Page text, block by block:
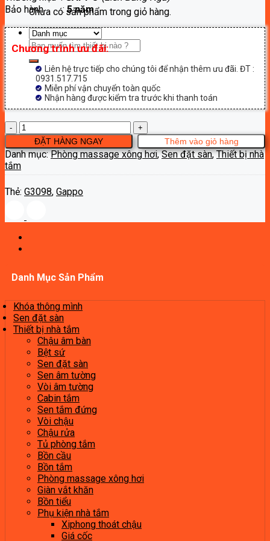
Chưa có sản phẩm trong giỏ hàng.
Tìm
kiếm:
9,900,000₫.
Bảo hành :5 năm
Chương trình ưu đãi:
Liên hệ trực tiếp cho chúng tôi để nhận thêm ưu đãi. ĐT :
0931.517.715
Miễn phí vận chuyển toàn quốc
Nhận hàng được kiểm tra trước khi thanh toán
SEN
CÂY
ĐẶT
SÀN
G3098
lượng
Thêm vào giỏ hàng
ĐẶT HÀNG NGAY
Danh mục:Phòng massage xông hơi,Sen đặt sàn,Thiết bị nhà
tắm
Thẻ: G3098, Gappo
Danh Mục Sản Phẩm
Khóa thông mình
Sen đặt sàn
Thiết bị nhà tắm
Chậu âm bàn
Bệt sứ
Sen đặt sàn
Sen âm tường
Vòi âm tường
Cabin tắm
Sen tắm đứng
Vòi chậu
Chậu rửa
Tủ phòng tắm
Bồn cầu
Bồn tắm
Phòng massage xông hơi
Giàn vắt khăn
Bồn tiểu
Phụ kiện nhà tắm
Xiphong thoát chậu
Giá cốc